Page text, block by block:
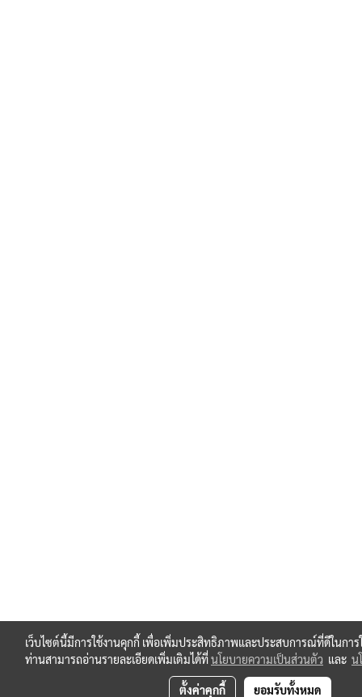
เว็บไซต์นี้มีการใช้งานคุกกี้ เพื่อเพิ่มประสิทธิภาพและประสบการณ์ที่ดีในการ
ท่านสามารถอ่านรายละเอียดเพิ่มเติมได้ที่นโยบายความเป็นส่วนตัว และ น
ตั้งค่าคุกกี้ ยอมรับทั้งหมด